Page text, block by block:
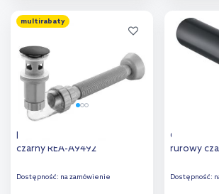
Dodaj do
porównania
multirabaty
Rea Flow syfon do umywalki
czarny REA-A9492
Dostępność: na zamówienie
Geberit
rurowy
Dostępność: